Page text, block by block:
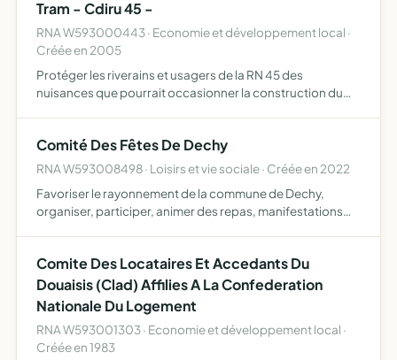
Tram - Cdiru 45 -
RNA W593000443 · Economie et développement local ·
Créée en 2005
Protéger les riverains et usagers de la RN 45 des
nuisances que pourrait occasionner la construction du
Comité Des Fêtes De Dechy
RNA W593008498 · Loisirs et vie sociale · Créée en 2022
Favoriser le rayonnement de la commune de Dechy,
organiser, participer, animer des repas, manifestations
Comite Des Locataires Et Accedants Du
Douaisis (Clad) Affilies A La Confederation
Nationale Du Logement
RNA W593001303 · Economie et développement local ·
Créée en 1983